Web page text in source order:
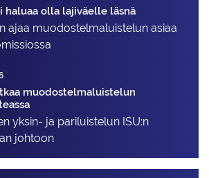
haluaa olla lajiväelle läsnä
ajaa muodostelma­luistelun asiaa
muodostelmaluistelun
yksin- ja pariluistelun ISU:n
johtoon